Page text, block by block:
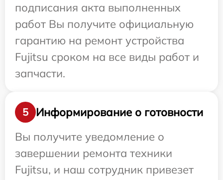
подписания акта выполненных
работ Вы получите официальную
гарантию на ремонт устройства
Fujitsu сроком на все виды работ и
запчасти.
5
Информирование о готовности
Вы получите уведомление о
завершении ремонта техники
Fujitsu, и наш сотрудник привезет